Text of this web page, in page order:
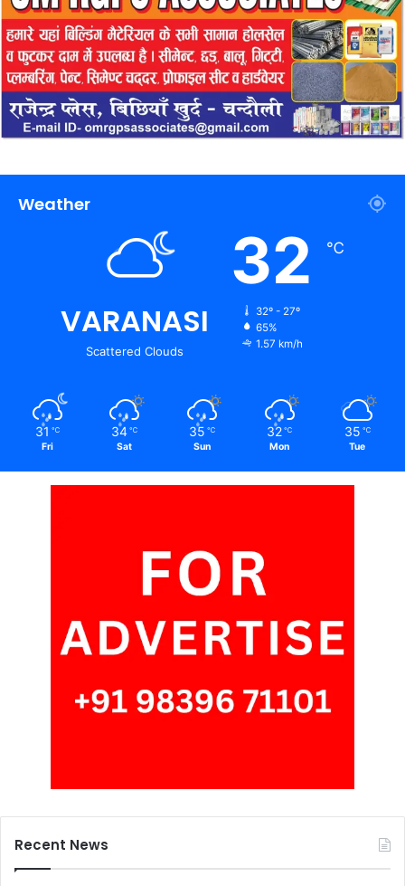
Weather
VARANASI
Scattered Clouds
32 ℃
32º - 27º
65%
1.57 km/h
31 ℃
Fri
34 ℃
Sat
35 ℃
Sun
32 ℃
Mon
35 ℃
Tue
Recent News